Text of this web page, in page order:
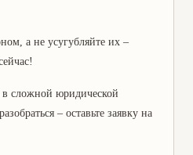
а не усугубляйте их –
в сложной юридической
– оставьте заявку на